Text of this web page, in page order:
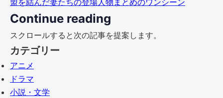
Continue reading
スクロールすると次の記事を提案します。
カテゴリー
アニメ
ドラマ
小説・文学